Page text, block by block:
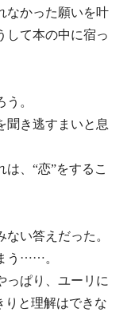
なかった願いを叶
して本の中に宿っ
。
き逃すまいと息
、“恋”をするこ
い答えだった。
う……。
ぱり、ユーリに
りと理解はできな